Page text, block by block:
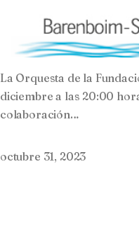
La Orquesta de la
diciembre a las 20:00
colaboración…
octubre 31, 2023